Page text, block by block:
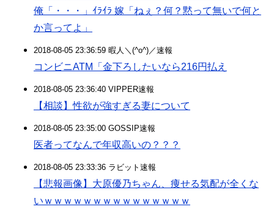
俺「・・・」ｲﾗｲﾗ 嫁「ねぇ？何？黙って無いで何と
か言ってよ」
2018-08-05 23:36:59 暇人＼(^o^)／速報
コンビニATM「金下ろしたいなら216円払え
2018-08-05 23:36:40 VIPPER速報
【相談】性欲が強すぎる妻について
2018-08-05 23:35:00 GOSSIP速報
医者ってなんで年収高いの？？？
2018-08-05 23:33:36 ラビット速報
【悲報画像】大原優乃ちゃん、痩せる気配が全くな
いｗｗｗｗｗｗｗｗｗｗｗｗｗｗｗ